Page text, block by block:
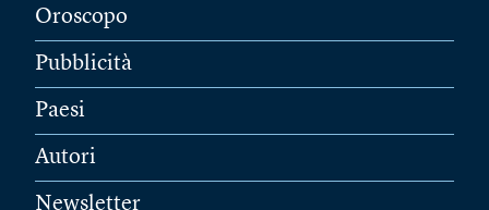
Oroscopo
Pubblicità
Paesi
Autori
Newsletter